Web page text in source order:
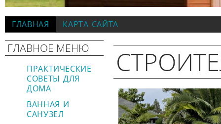
ГЛАВНАЯ КАРТА САЙТА
ГЛАВНОЕ МЕНЮ
ПРАКТИЧЕСКИЕ
СОВЕТЫ ДЛЯ
ДОМА
ВАННАЯ И
САНУЗЕЛ